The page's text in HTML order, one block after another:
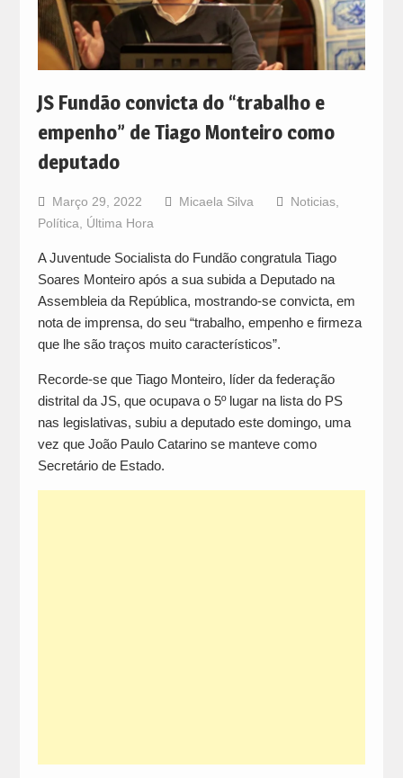
JS Fundão convicta do “trabalho e
empenho” de Tiago Monteiro como
deputado
Março 29, 2022 Micaela Silva Noticias,
Política
Última Hora
A Juventude Socialista do Fundão congratula Tiago
Soares Monteiro após a sua subida a Deputado na
Assembleia da República, mostrando-se convicta, em
nota de imprensa, do seu “trabalho, empenho e firmeza
que lhe são traços muito característicos”.
Recorde-se que Tiago Monteiro, líder da federação
distrital da JS, que ocupava o 5º lugar na lista do PS
nas legislativas, subiu a deputado este domingo, uma
vez que João Paulo Catarino se manteve como
Secretário de Estado.